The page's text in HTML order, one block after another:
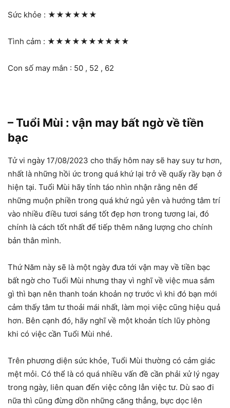
Sức khỏe : ★★★★★★
Tình cảm : ★★★★★★★★★★
Con số may mắn : 50 , 52 , 62
– Tuổi Mùi : vận may bất ngờ về tiền
bạc
Tử vi ngày 17/08/2023 cho thấy hôm nay sẽ hay suy tư hơn,
nhất là những hồi ức trong quá khứ lại trở về quấy rầy bạn ở
hiện tại. Tuổi Mùi hãy tỉnh táo nhìn nhận rằng nên để
những muộn phiền trong quá khứ ngủ yên và hướng tâm trí
vào nhiều điều tươi sáng tốt đẹp hơn trong tương lai, đó
chính là cách tốt nhất để tiếp thêm năng lượng cho chính
bản thân mình.
Thứ Năm này sẽ là một ngày đưa tới vận may về tiền bạc
bất ngờ cho Tuổi Mùi nhưng thay vì nghĩ về việc mua sắm
gì thì bạn nên thanh toán khoản nợ trước vì khi đó bạn mới
cảm thấy tâm tư thoải mái nhất, làm mọi việc cũng hiệu quả
hơn. Bên cạnh đó, hãy nghĩ về một khoản tích lũy phòng
khi có việc cần Tuổi Mùi nhé.
Trên phương diện sức khỏe, Tuổi Mùi thường có cảm giác
mệt mỏi. Có thể là có quá nhiều vấn đề cần phải xử lý ngay
trong ngày, liên quan đến việc công lẫn việc tư. Dù sao đi
nữa thì cũng đừng dồn những căng thẳng, bực dọc lên